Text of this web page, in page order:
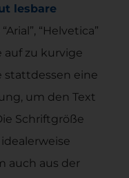
lesbare
“Helvetica”
auf zu kurvige
stattdessen eine
um den Text
Schriftgröße
auch aus der